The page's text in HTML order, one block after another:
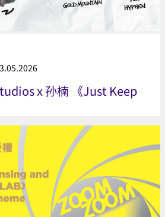
x 孙楠 《Just Keep